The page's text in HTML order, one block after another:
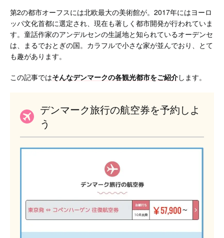
第2の都市オーフスには北欧最大の美術館が。2017年にはヨーロ
ッパ文化首都に選定され、現在も著しく都市開発が行われていま
す。童話作家のアンデルセンの生誕地と知られているオーデンセ
は、まるでおとぎの国。カラフルで小さな家が並んでおり、とて
も趣があります。
この記事ではそんなデンマークの各観光都市をご紹介します。
デンマーク旅行の航空券を予約しよ
う